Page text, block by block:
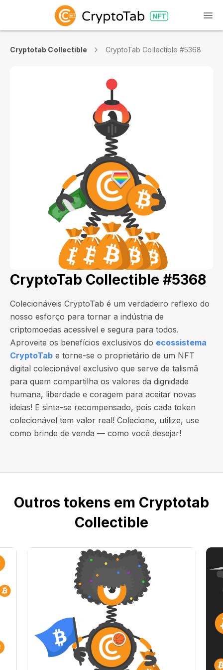
Cryptotab Collectible CryptoTab Collectible #5368
CryptoTab Collectible #5368
Colecionáveis CryptoTab é um verdadeiro reflexo do
nosso esforço para tornar a indústria de
criptomoedas acessível e segura para todos.
Aproveite os benefícios exclusivos do ecossistema
CryptoTab e torne-se o proprietário de um NFT
digital colecionável exclusivo que serve de talismã
para quem compartilha os valores da dignidade
humana, liberdade e coragem para aceitar novas
ideias! E sinta-se recompensado, pois cada token
colecionável tem valor real! Colecione, utilize, use
como brinde de venda — como você desejar!
Outros tokens em Cryptotab
Collectible